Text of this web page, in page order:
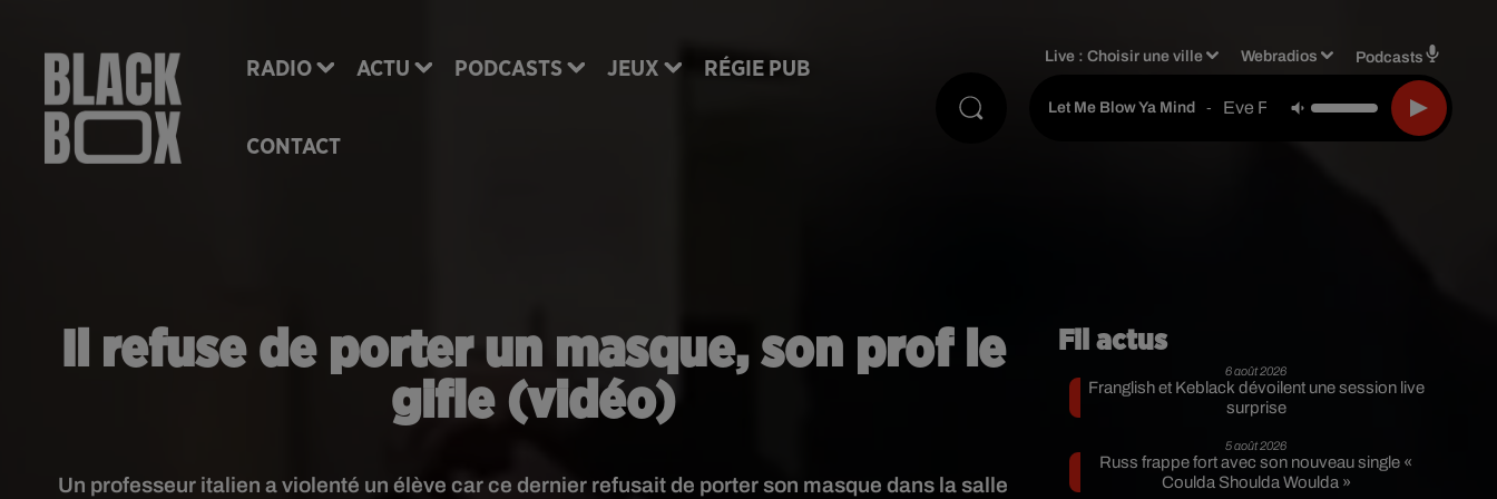
RADIO ACTU PODCASTS JEUX RÉGIE PUB
CONTACT
Live :Choisir une ville Webradios Podcasts
Let Me Blow Ya Mind - Eve Feat. Gwen Stefani
Il refuse de porter un masque, son prof le
gifle (vidéo)
Un professeur italien a violenté un élève car ce dernier refusait de porter son masque dans la salle
Fil actus
6 août 2026
Franglish et Keblack dévoilent une session live
surprise
5 août 2026
Russ frappe fort avec son nouveau single «
Coulda Shoulda Woulda »